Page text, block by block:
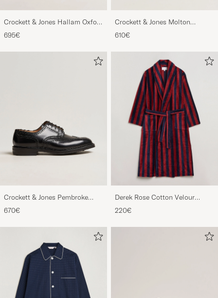
Crockett & Jones Hallam Oxford
Black Calf
695€
Crockett & Jones Molton
Chukka Black Rough-Out Suede
610€
Crockett & Jones Pembroke
Derbys Black Calf
670€
Derek Rose Cotton Velour
Striped Gown Red/Blue
220€